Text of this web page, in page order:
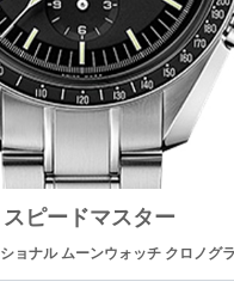
スピードマスター
ョナル ムーンウォッチ クロノグ